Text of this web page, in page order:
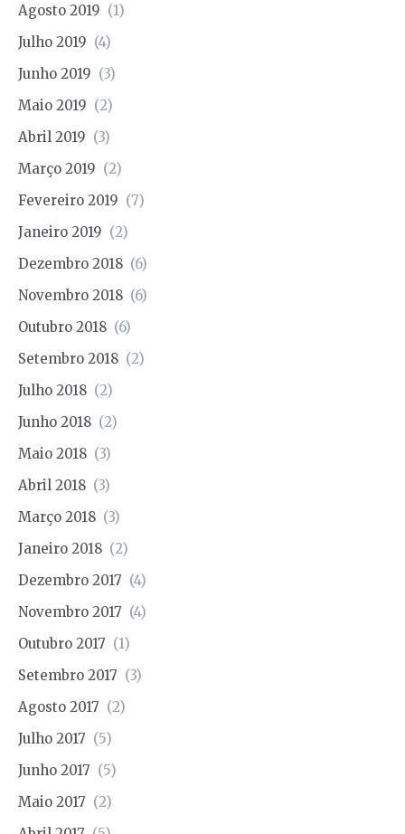
Agosto 2019 (1)
Julho 2019 (4)
Junho 2019 (3)
Maio 2019 (2)
Abril 2019 (3)
Março 2019 (2)
Fevereiro 2019 (7)
Janeiro 2019 (2)
Dezembro 2018 (6)
Novembro 2018 (6)
Outubro 2018 (6)
Setembro 2018 (2)
Julho 2018 (2)
Junho 2018 (2)
Maio 2018 (3)
Abril 2018 (3)
Março 2018 (3)
Janeiro 2018 (2)
Dezembro 2017 (4)
Novembro 2017 (4)
Outubro 2017 (1)
Setembro 2017 (3)
Agosto 2017 (2)
Julho 2017 (5)
Junho 2017 (5)
Maio 2017 (2)